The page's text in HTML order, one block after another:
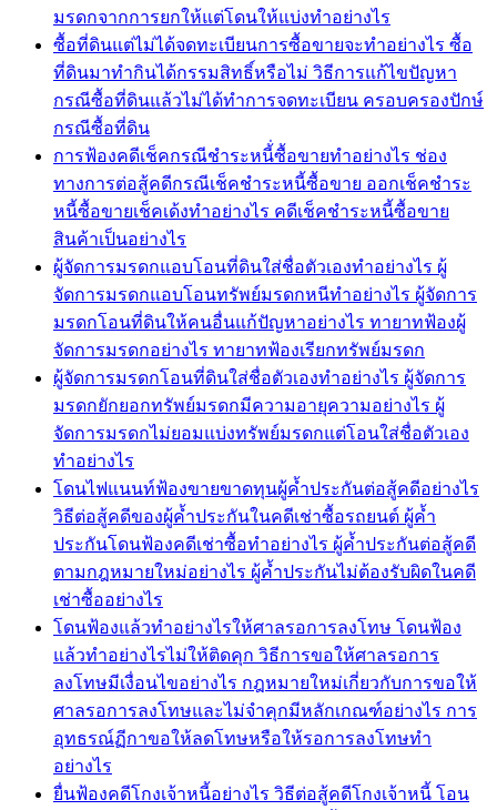
มรดกจากการยกให้แต่โดนให้แบ่งทำอย่างไร
ซื้อที่ดินแต่ไม่ได้จดทะเบียนการซื้อขายจะทำอย่างไร ซื้อ
ที่ดินมาทำกินได้กรรมสิทธิ์หรือไม่ วิธีการแก้ไขปัญหา
กรณีซื้อที่ดินแล้วไม่ได้ทำการจดทะเบียน ครอบครองปักษ์
กรณีซื้อที่ดิน
การฟ้องคดีเช็คกรณีชำระหนี้่ซื้อขายทำอย่างไร ช่อง
ทางการต่อสู้คดีกรณีเช็คชำระหนี้ซื้อขาย ออกเช็คชำระ
หนี้ซื้อขายเช็คเด้งทำอย่างไร คดีเช็คชำระหนี้ซื้อขาย
สินค้าเป็นอย่างไร
ผู้จัดการมรดกแอบโอนที่ดินใส่ชื่อตัวเองทำอย่างไร ผู้
จัดการมรดกแอบโอนทรัพย์มรดกหนีทำอย่างไร ผู้จัดการ
มรดกโอนที่ดินให้คนอื่นแก้ปัญหาอย่างไร ทายาทฟ้องผู้
จัดการมรดกอย่างไร ทายาทฟ้องเรียกทรัพย์มรดก
ผู้จัดการมรดกโอนที่ดินใส่ชื่อตัวเองทำอย่างไร ผู้จัดการ
มรดกยักยอกทรัพย์มรดกมีความอายุความอย่างไร ผู้
จัดการมรดกไม่ยอมแบ่งทรัพย์มรดกแต่โอนใส่ชื่อตัวเอง
ทำอย่างไร
โดนไฟแนนท์ฟ้องขายขาดทุนผู้ค้ำประกันต่อสู้คดีอย่างไร
วิธีต่อสู้คดีของผู้ค้ำประกันในคดีเช่าซื้อรถยนต์ ผู้ค้ำ
ประกันโดนฟ้องคดีเช่าซื้อทำอย่างไร ผู้ค้ำประกันต่อสู้คดี
ตามกฎหมายใหม่อย่างไร ผู้ค้ำประกันไม่ต้องรับผิดในคดี
เช่าซื้ออย่างไร
โดนฟ้องแล้วทำอย่างไรให้ศาลรอการลงโทษ โดนฟ้อง
แล้วทำอย่างไรไม่ให้ติดคุก วิธีการขอให้ศาลรอการ
ลงโทษมีเงื่อนไขอย่างไร กฎหมายใหม่เกี่ยวกับการขอให้
ศาลรอการลงโทษและไม่จำคุกมีหลักเกณฑ์อย่างไร การ
อุทธรณ์ฏีกาขอให้ลดโทษหรือให้รอการลงโทษทำ
อย่างไร
ยื่นฟ้องคดีโกงเจ้าหนี้อย่างไร วิธีต่อสู้คดีโกงเจ้าหนี้ โอน